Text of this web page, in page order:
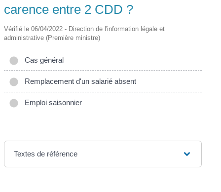
carence entre 2 CDD ?
Vérifié le 06/04/2022 - Direction de l'information légale et
administrative (Première ministre)
Cas général
Remplacement d'un salarié absent
Emploi saisonnier
Textes de référence